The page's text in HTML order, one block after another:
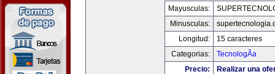
Mayusculas:
Minusculas:
Longitud:
15 caracteres
Categorias:
TecnologÃ­a
Precio:
Realizar una